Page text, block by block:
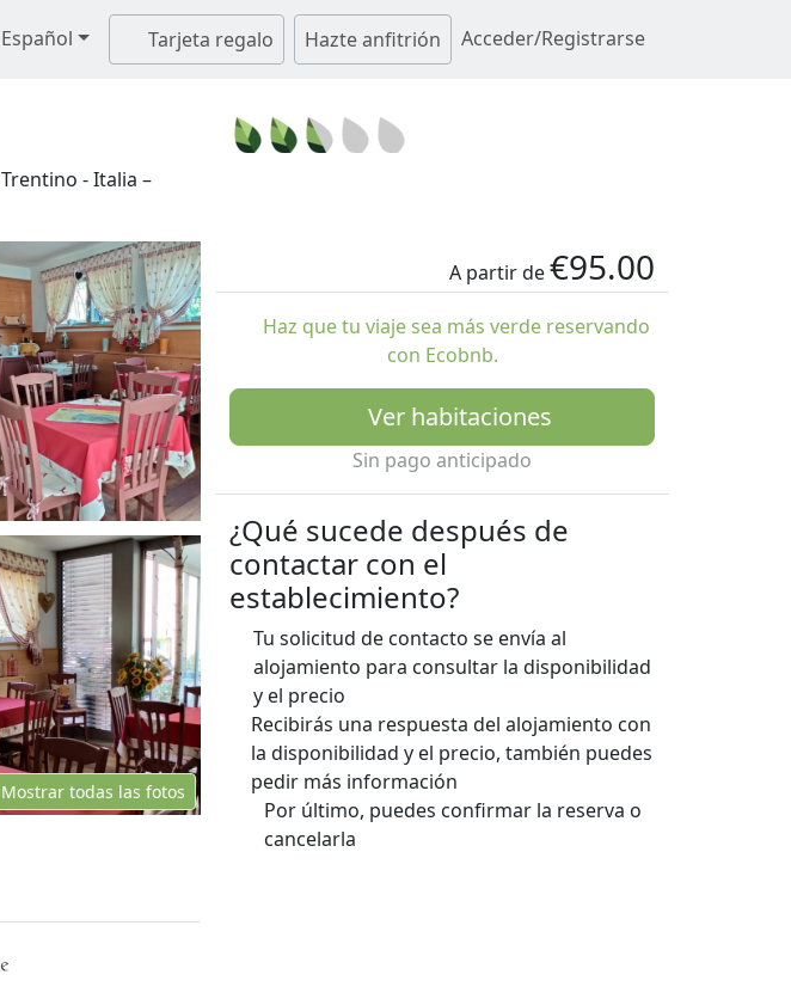
Español Tarjeta regalo Hazte anfitrión Acceder/Registrarse
Trentino -Italia –
Mostrar todas las fotos
A partir de€95.00
Haz que tu viaje sea más verde reservando
con Ecobnb.
Ver habitaciones
Sin pago anticipado
¿Qué sucede después de
contactar con el
establecimiento?
Tu solicitud de contacto se envía al
alojamiento para consultar la disponibilidad
y el precio
Recibirás una respuesta del alojamiento con
la disponibilidad y el precio, también puedes
pedir más información
Por último, puedes confirmar la reserva o
cancelarla